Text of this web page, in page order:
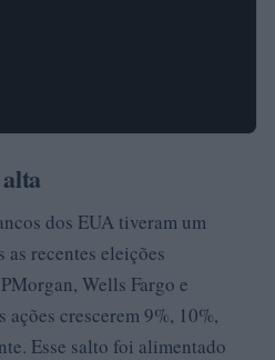
dos EUA tiveram um
recentes eleições
Wells Fargo e
ações crescerem 9%, 10%,
Esse salto foi alimentado